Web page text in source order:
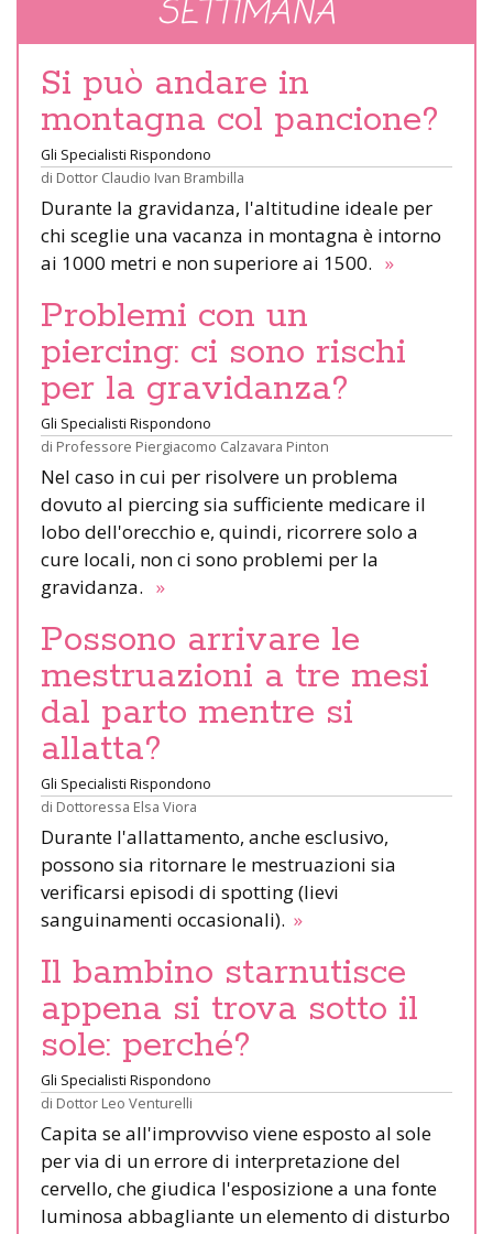
SETTIMANA
Si può andare in
montagna col pancione?
Gli Specialisti Rispondono
di Dottor Claudio Ivan Brambilla
Durante la gravidanza, l'altitudine ideale per
chi sceglie una vacanza in montagna è intorno
ai 1000 metri e non superiore ai 1500. »
Problemi con un
piercing: ci sono rischi
per la gravidanza?
Gli Specialisti Rispondono
di Professore Piergiacomo Calzavara Pinton
Nel caso in cui per risolvere un problema
dovuto al piercing sia sufficiente medicare il
lobo dell'orecchio e, quindi, ricorrere solo a
cure locali, non ci sono problemi per la
gravidanza. »
Possono arrivare le
mestruazioni a tre mesi
dal parto mentre si
allatta?
Gli Specialisti Rispondono
di Dottoressa Elsa Viora
Durante l'allattamento, anche esclusivo,
possono sia ritornare le mestruazioni sia
verificarsi episodi di spotting (lievi
sanguinamenti occasionali). »
Il bambino starnutisce
appena si trova sotto il
sole: perché?
Gli Specialisti Rispondono
di Dottor Leo Venturelli
Capita se all'improvviso viene esposto al sole
per via di un errore di interpretazione del
cervello, che giudica l'esposizione a una fonte
luminosa abbagliante un elemento di disturbo